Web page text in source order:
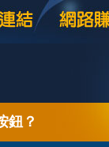
鈕？